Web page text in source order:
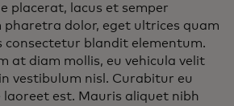
placerat, lacus et semper
pharetra dolor, eget ultrices quam
consectetur blandit elementum.
at diam mollis, eu vehicula velit
vestibulum nisl. Curabitur eu
est. Mauris aliquet nibh